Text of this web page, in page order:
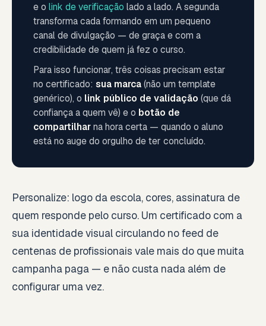
e o link de verificação lado a lado. A segunda
transforma cada formando em um pequeno
canal de divulgação — de graça e com a
credibilidade de quem já fez o curso.
Para isso funcionar, três coisas precisam estar
no certificado: sua marca(não um template
genérico), o link público de validação (que dá
confiança a quem vê) e o botão de
compartilharna hora certa — quando o aluno
está no auge do orgulho de ter concluído.
Personalize: logo da escola, cores, assinatura de
quem responde pelo curso. Um certificado com a
sua identidade visual circulando no feed de
centenas de profissionais vale mais do que muita
campanha paga — e não custa nada além de
configurar uma vez.